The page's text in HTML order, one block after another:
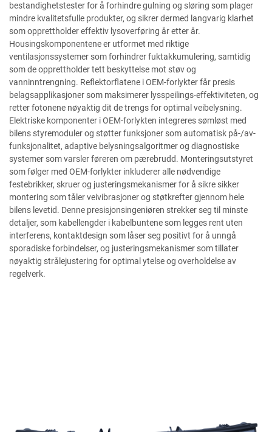
bestandighetstester for å forhindre gulning og sløring som plager
mindre kvalitetsfulle produkter, og sikrer dermed langvarig klarhet
som opprettholder effektiv lysoverføring år etter år.
Housingskomponentene er utformet med riktige
ventilasjonssystemer som forhindrer fuktakkumulering, samtidig
som de opprettholder tett beskyttelse mot støv og
vanninntrengning. Reflektorflatene i OEM-forlykter får presis
belagsapplikasjoner som maksimerer lysspeilings-effektiviteten, og
retter fotonene nøyaktig dit de trengs for optimal veibelysning.
Elektriske komponenter i OEM-forlykten integreres sømløst med
bilens styremoduler og støtter funksjoner som automatisk på-/av-
funksjonalitet, adaptive belysningsalgoritmer og diagnostiske
systemer som varsler føreren om pærebrudd. Monteringsutstyret
som følger med OEM-forlykter inkluderer alle nødvendige
festebrikker, skruer og justeringsmekanismer for å sikre sikker
montering som tåler veivibrasjoner og støtkrefter gjennom hele
bilens levetid. Denne presisjonsingeniøren strekker seg til minste
detaljer, som kabellengder i kabelbuntene som legges rent uten
interferens, kontaktdesign som låser seg positivt for å unngå
sporadiske forbindelser, og justeringsmekanismer som tillater
nøyaktig strålejustering for optimal ytelse og overholdelse av
regelverk.